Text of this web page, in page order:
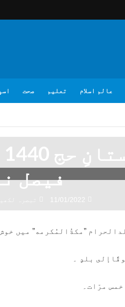
عالم اسلام تعلیم صحت
فیصل
11/01/2022
”مكةُالمُكرمه” میں
بلدٍ ۔
مرّات۔